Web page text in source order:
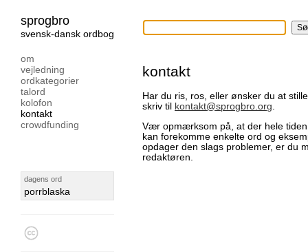
sprogbro
svensk-dansk ordbog
om
vejledning
ordkategorier
talord
kolofon
kontakt
crowdfunding
dagens ord
porrblaska
kontakt
Har du ris, ros, eller ønsker du at
skriv til kontakt@sprogbro.org.
Vær opmærksom på, at der hele
kan forekomme enkelte ord og
opdager den slags problemer, er du
redaktøren.